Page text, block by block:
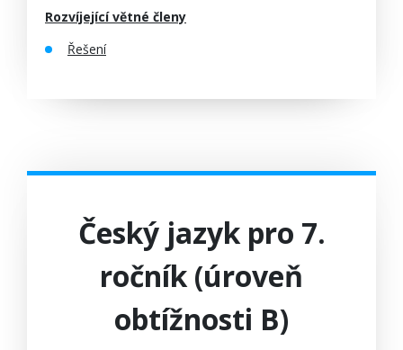
Rozvíjející větné členy
Řešení
Český jazyk pro 7.
ročník (úroveň
obtížnosti B)